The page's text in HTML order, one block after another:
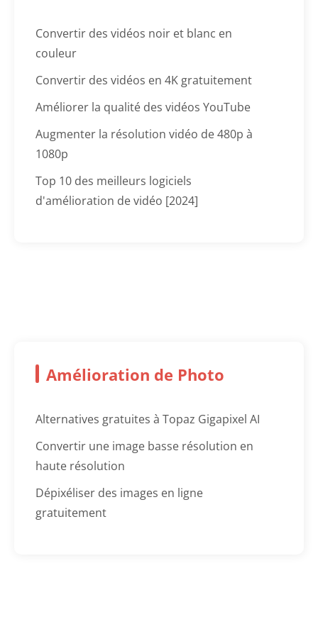
Convertir des vidéos noir et blanc en
couleur
Convertir des vidéos en 4K gratuitement
Améliorer la qualité des vidéos YouTube
Augmenter la résolution vidéo de 480p à
1080p
Top 10 des meilleurs logiciels
d'amélioration de vidéo [2024]
Amélioration de Photo
Alternatives gratuites à Topaz Gigapixel AI
Convertir une image basse résolution en
haute résolution
Dépixéliser des images en ligne
gratuitement